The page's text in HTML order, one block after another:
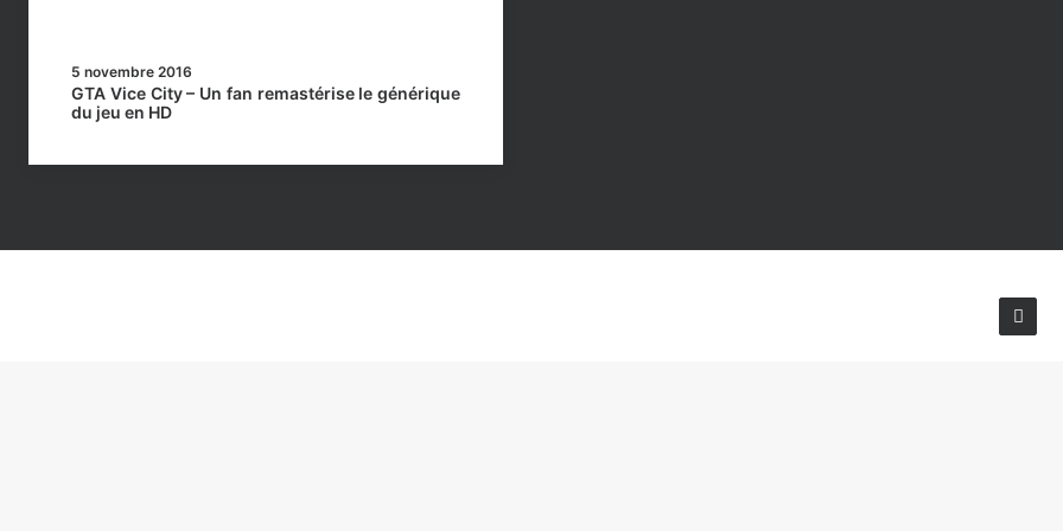
5 novembre 2016
GTA Vice City – Un fan remastérise le générique
du jeu en HD